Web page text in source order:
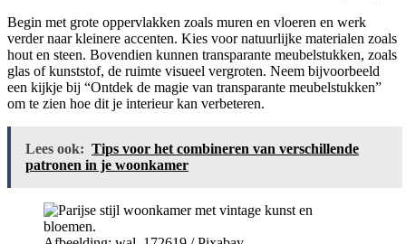
Begin met grote oppervlakken zoals muren en vloeren en werk
verder naar kleinere accenten. Kies voor natuurlijke materialen zoals
hout en steen. Bovendien kunnen transparante meubelstukken, zoals
glas of kunststof, de ruimte visueel vergroten. Neem bijvoorbeeld
een kijkje bij “Ontdek de magie van transparante meubelstukken”
om te zien hoe dit je interieur kan verbeteren.
Lees ook: Tips voor het combineren van verschillende
patronen in je woonkamer